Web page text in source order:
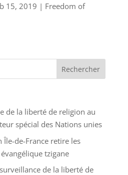
15, 2019 | Freedom of
de la liberté de religion au
spécial des Nations unies
Île-de-France retire les
tzigane
de la liberté de